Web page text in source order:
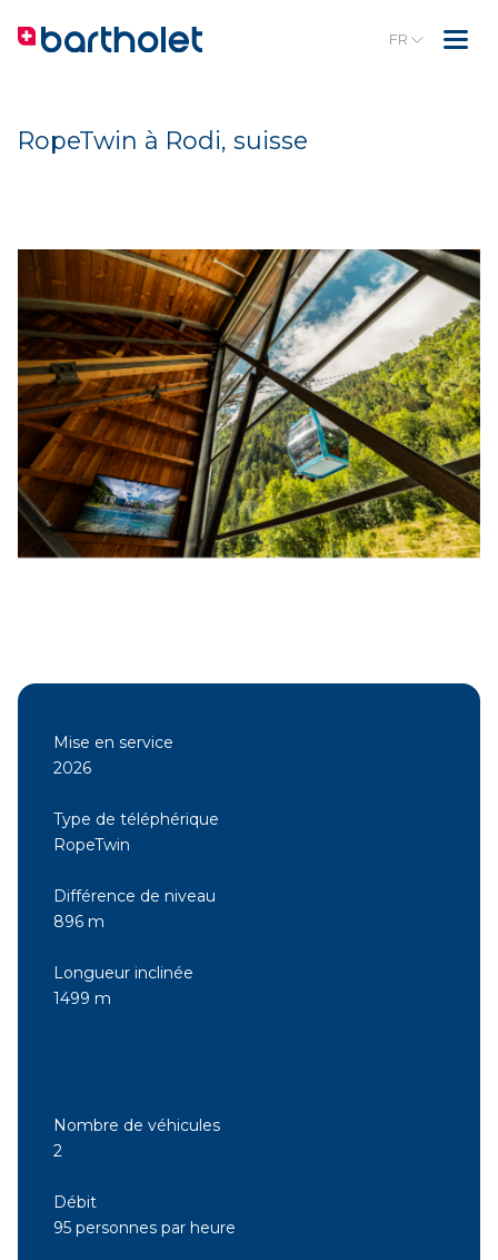
FR
RopeTwin à Rodi, suisse
Mise en service
2026
Type de téléphérique
RopeTwin
Différence de niveau
896 m
Longueur inclinée
1499 m
Nombre de véhicules
2
Débit
95 personnes par heure